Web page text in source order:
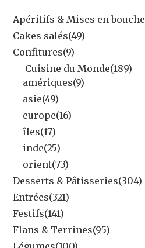
Apéritifs & Mises en bouche
Cakes salés(49)
Confitures(9)
Cuisine du Monde(189)
amériques(9)
asie(49)
europe(16)
îles(17)
inde(25)
orient(73)
Desserts & Pâtisseries(304)
Entrées(321)
Festifs(141)
Flans & Terrines(95)